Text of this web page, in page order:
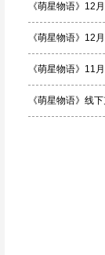
《萌星物语》12
《萌星物语》12
《萌星物语》11
《萌星物语》线